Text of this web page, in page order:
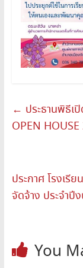
← ประธานพิธีเ
OPEN HOUSE
ประกาศ โรงเรี
จัดจ้าง ประจำ
You